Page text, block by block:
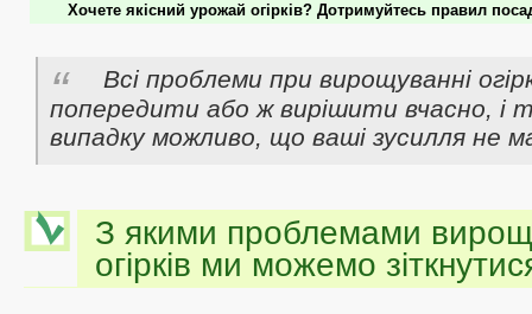
Хочете якісний урожай огірків? Дотримуйтесь правил
Всі проблеми при вирощуванні
попередити або ж вирішити вчасно, і
випадку можливо, що ваші зусилля не
З якими проблемами
огірків ми можемо